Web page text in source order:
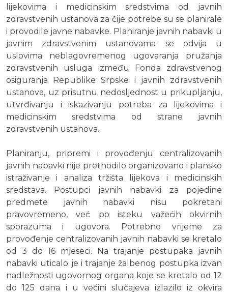
lijekovima i medicinskim sredstvima od javnih
zdravstvenih ustanova za čije potrebe su se planirale
i provodile javne nabavke. Planiranje javnih nabavki u
javnim zdravstvenim ustanovama se odvija u
uslovima neblagovremenog ugovaranja pružanja
zdravstvenih usluga između Fonda zdravstvenog
osiguranja Republike Srpske i javnih zdravstvenih
ustanova, uz prisutnu nedosljednost u prikupljanju,
utvrđivanju i iskazivanju potreba za lijekovima i
medicinskim sredstvima od strane javnih
zdravstvenih ustanova.
Planiranju, pripremi i provođenju centralizovanih
javnih nabavki nije prethodilo organizovano i plansko
istraživanje i analiza tržišta lijekova i medicinskih
sredstava. Postupci javnih nabavki za pojedine
predmete javnih nabavki nisu pokretani
pravovremeno, već po isteku važećih okvirnih
sporazuma i ugovora. Potrebno vrijeme za
provođenje centralizovanih javnih nabavki se kretalo
od 3 do 16 mjeseci. Na trajanje postupaka javnih
nabavki uticalo je i trajanje žalbenog postupka izvan
nadležnosti ugovornog organa koje se kretalo od 12
do 125 dana i u većini slučajeva izlazilo iz okvira